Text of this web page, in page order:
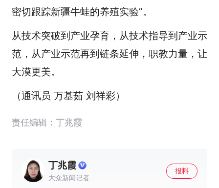
密切跟踪新疆牛蛙的养殖实验”。
从技术突破到产业孕育，从技术指导到产业示
范，从产业示范再到链条延伸，职教力量，让
大漠更美。
（通讯员 万基茹 刘祥彩）
责任编辑：丁兆霞
丁兆霞
大众新闻记者
报料